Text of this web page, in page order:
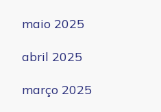
maio 2025
abril 2025
março 2025